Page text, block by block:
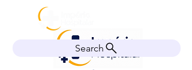
Search